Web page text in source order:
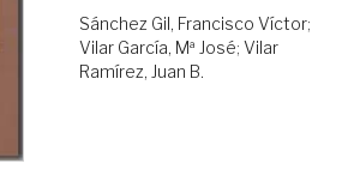
Sánchez Gil, Francisco Víctor;
Vilar García, Mª José; Vilar
Ramírez, Juan B.